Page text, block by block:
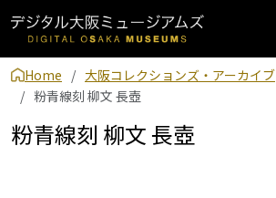
Home
大阪コレクションズ・アーカイブ
粉青線刻 柳文 長壺
粉青線刻 柳文 長壺